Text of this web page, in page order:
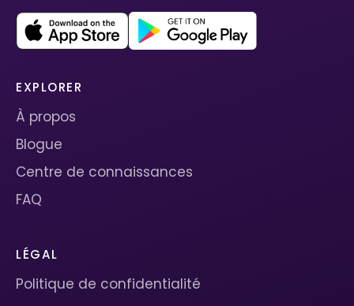
EXPLORER
À propos
Blogue
Centre de connaissances
FAQ
LÉGAL
Politique de confidentialité